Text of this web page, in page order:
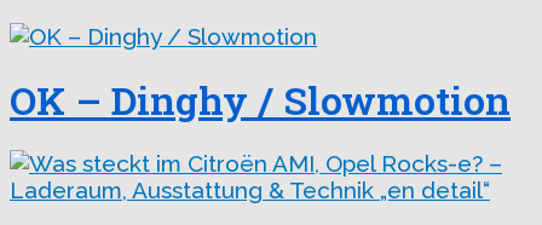
OK – Dinghy / Slowmotion